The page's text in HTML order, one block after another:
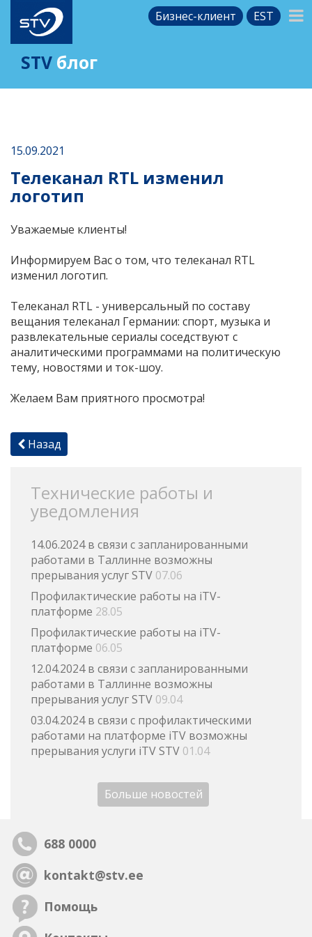
Бизнес-клиент EST
STV блог
15.09.2021
Телеканал RTL изменил
логотип
Уважаемые клиенты!
Информируем Вас о том, что телеканал RTL
изменил логотип.
Телеканал RTL - универсальный по составу
вещания телеканал Германии: спорт, музыка и
развлекательные сериалы соседствуют с
аналитическими программами на политическую
тему, новостями и ток-шоу.
Желаем Вам приятного просмотра!
Назад
Технические работы и
уведомления
14.06.2024 в связи с запланированными
работами в Таллинне возможны
прерывания услуг STV 07.06
Профилактические работы на iTV-
платформе 28.05
Профилактические работы на iTV-
платформе 06.05
12.04.2024 в связи с запланированными
работами в Таллинне возможны
прерывания услуг STV 09.04
03.04.2024 в связи с профилактическими
работами на платформе iTV возможны
прерывания услуги iTV STV 01.04
Больше новостей
688 0000
kontakt@stv.ee
Помощь